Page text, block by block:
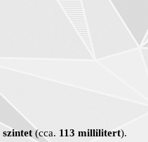
szintet (cca. 113 millilitert).